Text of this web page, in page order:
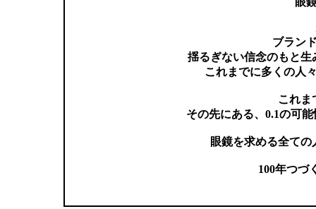
ブラン
揺るぎない信念のもと
これまでに多くの人
これま
その先にある、0.1の可
眼鏡を求める全て
100年つづ